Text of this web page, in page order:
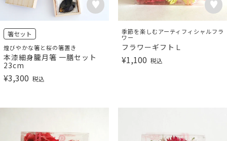
箸セット
煌びやかな箸と桜の箸置き
本漆細身朧月箸 一膳セット
23cm
¥3,300 税込
季節を楽しむアーティフィシャルフラ
ワー
フラワーギフトＬ
¥1,100 税込